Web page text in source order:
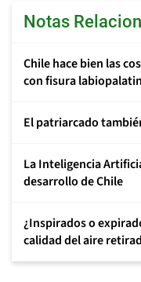
Notas
Chile hace bien las
con fisura
El patriarcado
La Inteligencia
desarrollo de Chile
¿Inspirados o
calidad del aire